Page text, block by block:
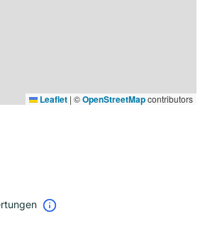
Leaflet | ©OpenStreetMapcontributors